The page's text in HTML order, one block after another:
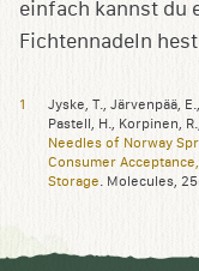
Jyske, T., Järvenpää,
Pastell, H., Korpinen,
Needles of Norway
Consumer
Storage. Molecules,